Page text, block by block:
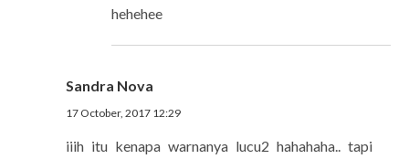
hehehee
Sandra Nova
17 October, 2017 12:29
iiih itu kenapa warnanya lucu2 hahahaha.. tapi